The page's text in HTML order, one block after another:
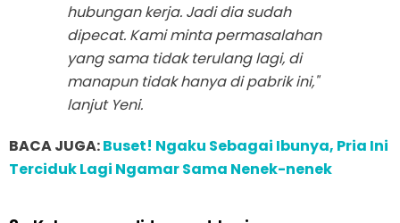
hubungan kerja. Jadi dia sudah
dipecat. Kami minta permasalahan
yang sama tidak terulang lagi, di
manapun tidak hanya di pabrik ini,"
lanjut Yeni.
BACA JUGA:Buset! Ngaku Sebagai Ibunya, Pria Ini
Terciduk Lagi Ngamar Sama Nenek-nenek